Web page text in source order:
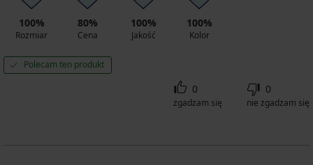
100%
Rozmiar
80%
Cena
100%
Jakość
100%
Kolor
Polecam ten produkt
0
zgadzam się
0
nie zgadzam się